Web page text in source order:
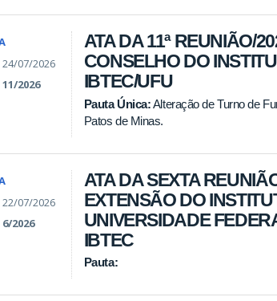
24/07/2026
11/2026
ATA DA 11ª REUNIÃO/
CONSELHO DO
IBTEC/UFU
Pauta Única:Alteração de Turno de
Patos de Minas.
22/07/2026
6/2026
ATA DA SEXTA
EXTENSÃO DO
UNIVERSIDADE
IBTEC
Pauta: